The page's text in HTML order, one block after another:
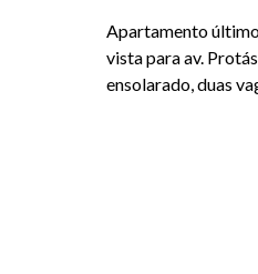
Apartamento
vista para av.
ensolarado, duas